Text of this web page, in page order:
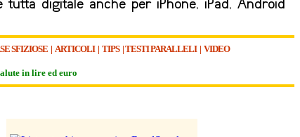
SFIZIOSE | ARTICOLI| TIPS|TESTI PARALLELI| VIDEO
in lire ed euro